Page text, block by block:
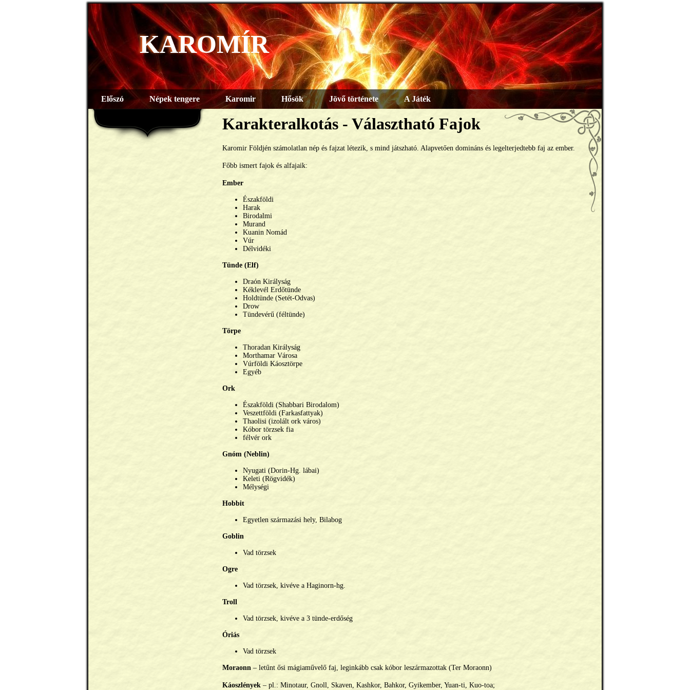
KAROMÍR
Előszó Népek tengere Karomir Hősök Jövő története A Játék
Karakteralkotás - Választható Fajok
Karomir Földjén számolatlan nép és fajzat létezik, s mind játszható. Alapvetően domináns és legelterjedtebb faj az ember.
Főbb ismert fajok és alfajaik:
Ember
Északföldi
Harak
Birodalmi
Murand
Kuanin Nomád
Vúr
Délvidéki
Tünde (Elf)
Draón Királyság
Kéklevél Erdőtünde
Holdtünde (Setét-Odvas)
Drow
Tündevérű (féltünde)
Törpe
Thoradan Királyság
Morthamar Városa
Vúrföldi Káosztörpe
Egyéb
Ork
Északföldi (Shabbari Birodalom)
Veszettföldi (Farkasfattyak)
Thaolisi (izolált ork város)
Kóbor törzsek fia
félvér ork
Gnóm (Neblin)
Nyugati (Dorin-Hg. lábai)
Keleti (Rögvidék)
Mélységi
Hobbit
Egyetlen származási hely, Bilabog
Goblin
Vad törzsek
Ogre
Vad törzsek, kivéve a Haginorn-hg.
Troll
Vad törzsek, kivéve a 3 tünde-erdőség
Óriás
Vad törzsek
Moraonn – letűnt ősi mágiaművelő faj, leginkább csak kóbor leszármazottak (Ter Moraonn)
Káoszlények – pl.: Minotaur, Gnoll, Skaven, Kashkor, Bahkor, Gyikember, Yuan-ti, Kuo-toa;